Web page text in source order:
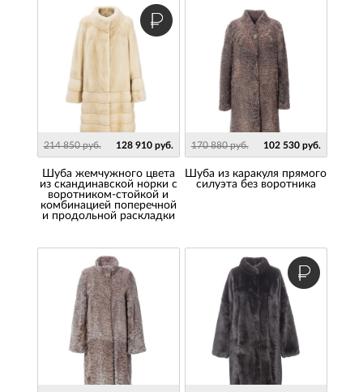
214 850 руб. 128 910 руб.
Шуба жемчужного цвета
из скандинавской норки с
воротником-стойкой и
комбинацией поперечной
и продольной раскладки
170 880 руб. 102 530 руб.
Шуба из каракуля прямого
силуэта без воротника